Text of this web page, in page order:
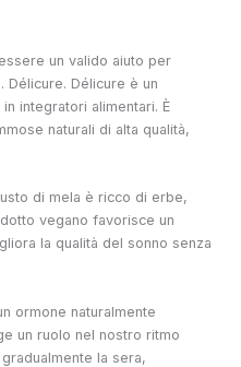
un valido aiuto per
Délicure. Délicure è un
integratori alimentari. È
naturali di alta qualità,
di mela è ricco di erbe,
vegano favorisce un
la qualità del sonno senza
ormone naturalmente
un ruolo nel nostro ritmo
la sera,